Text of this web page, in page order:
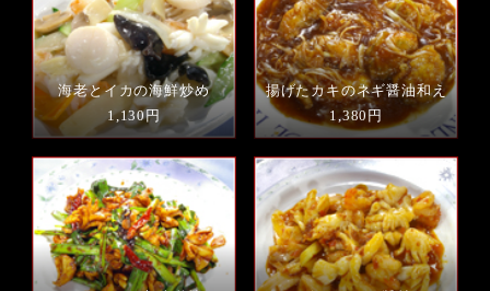
海老とイカの海鮮炒め
1,130円
揚げたカキのネギ醤油和え
1,380円